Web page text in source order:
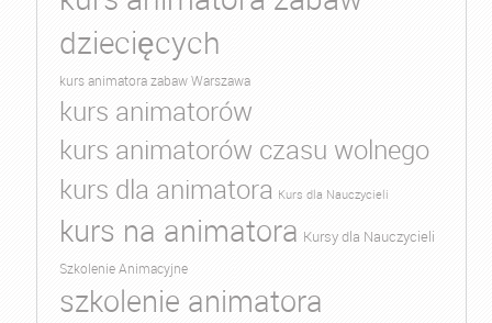
dziecięcych
kurs animatora zabaw Warszawa
kurs animatorów
kurs animatorów czasu wolnego
kurs dla animatora Kurs dla Nauczycieli
kurs na animatora Kursy dla Nauczycieli
Szkolenie Animacyjne
szkolenie animatora